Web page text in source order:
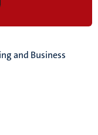
and Business